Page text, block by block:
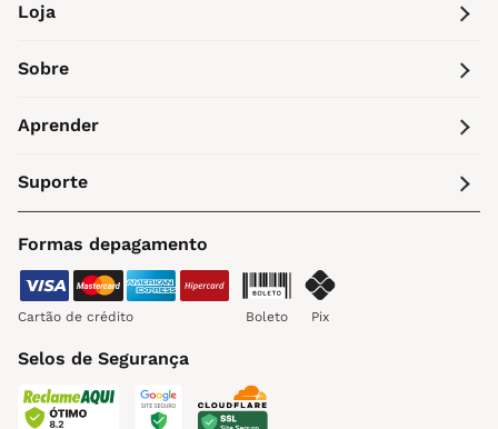
Loja
Sobre
Aprender
Suporte
Formas depagamento
Cartão de crédito Boleto Pix
Selos de Segurança